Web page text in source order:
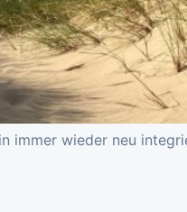
wieder neu